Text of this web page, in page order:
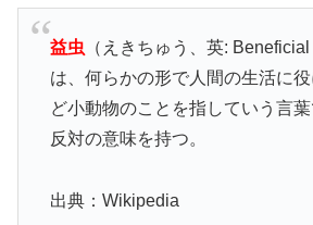
益虫 （えきちゅう、英:
は、何らかの形で人間の生活に
ど小動物のことを指していう言
反対の意味を持つ。
出典：Wikipedia